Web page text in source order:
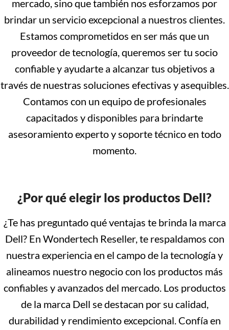
mercado, sino que también nos esforzamos por
brindar un servicio excepcional a nuestros clientes.
Estamos comprometidos en ser más que un
proveedor de tecnología, queremos ser tu socio
confiable y ayudarte a alcanzar tus objetivos a
través de nuestras soluciones efectivas y asequibles.
Contamos con un equipo de profesionales
capacitados y disponibles para brindarte
asesoramiento experto y soporte técnico en todo
momento.
¿Por qué elegir los productos Dell?
¿Te has preguntado qué ventajas te brinda la marca
Dell? En Wondertech Reseller, te respaldamos con
nuestra experiencia en el campo de la tecnología y
alineamos nuestro negocio con los productos más
confiables y avanzados del mercado. Los productos
de la marca Dell se destacan por su calidad,
durabilidad y rendimiento excepcional. Confía en